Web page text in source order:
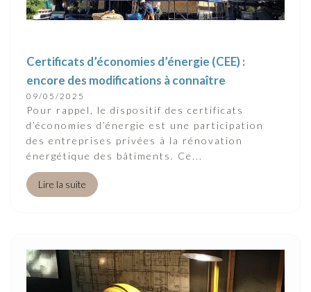
Certificats d’économies d’énergie (CEE) :
encore des modifications à connaître
09/05/2025
Pour rappel, le dispositif des certificats
d’économies d’énergie est une participation
des entreprises privées à la rénovation
énergétique des bâtiments. Ce...
Lire la suite